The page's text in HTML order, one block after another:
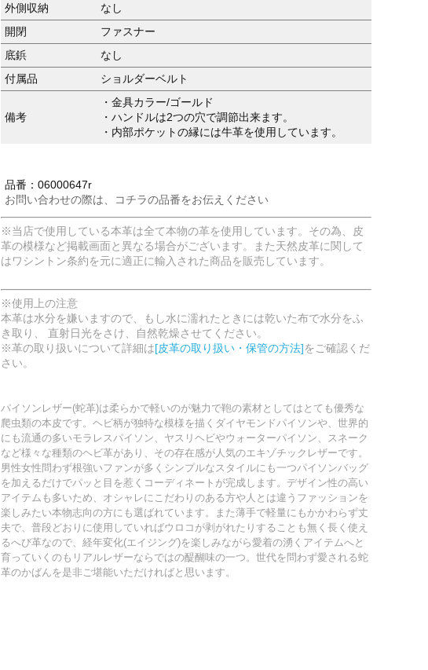
外側収納
なし
開閉
ファスナー
底鋲
なし
付属品
ショルダーベルト
備考
・金具カラー/ゴールド
・ハンドルは2つの穴で調節出来ます。
・内部ポケットの縁には牛革を使用しています。
品番：06000647r
お問い合わせの際は、コチラの品番をお伝えください
※当店で使用している本革は全て本物の革を使用しています。その為、皮
革の模様など掲載画面と異なる場合がございます。また天然皮革に関して
はワシントン条約を元に適正に輸入された商品を販売しています。
※使用上の注意
本革は水分を嫌いますので、もし水に濡れたときには乾いた布で水分をふ
き取り、 直射日光をさけ、自然乾燥させてください。
※革の取り扱いについて詳細は[皮革の取り扱い・保管の方法]をご確認くだ
さい。
パイソンレザー(蛇革)は柔らかで軽いのが魅力で鞄の素材としてはとても優秀な
爬虫類の本皮です。ヘビ柄が独特な模様を描くダイヤモンドパイソンや、世界的
にも流通の多いモラレスパイソン、ヤスリヘビやウォーターパイソン、スネーク
など様々な種類のヘビ革があり、その存在感が人気のエキゾチックレザーです。
男性女性問わず根強いファンが多くシンプルなスタイルにも一つパイソンバッグ
を加えるだけでパッと目を惹くコーディネートが完成します。デザイン性の高い
アイテムも多いため、オシャレにこだわりのある方や人とは違うファッションを
楽しみたい本物志向の方にも選ばれています。また薄手で軽量にもかかわらず丈
夫で、普段どおりに使用していればウロコが剥がれたりすることも無く長く使え
るへび革なので、経年変化(エイジング)を楽しみながら愛着の湧くアイテムへと
育っていくのもリアルレザーならではの醍醐味の一つ。世代を問わず愛される蛇
革のかばんを是非ご堪能いただければと思います。